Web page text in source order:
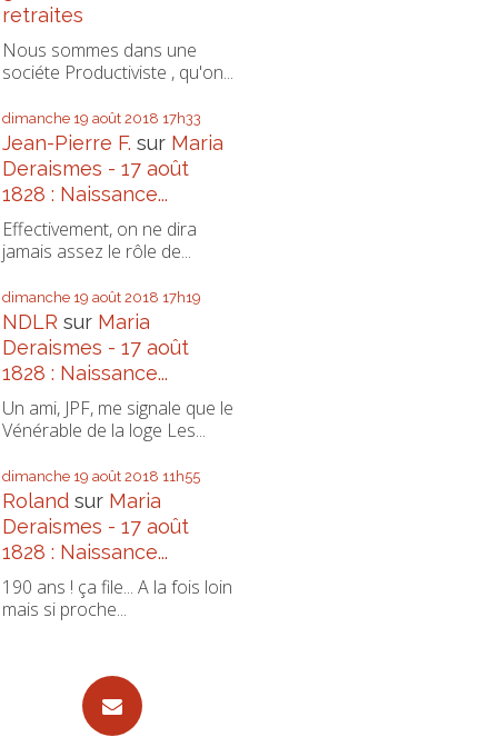
retraites
Nous sommes dans une
sociéte Productiviste , qu'on...
dimanche 19 août 2018 17h33
Jean-Pierre F. sur Maria
Deraismes - 17 août
1828 : Naissance...
Effectivement, on ne dira
jamais assez le rôle de...
dimanche 19 août 2018 17h19
NDLR sur Maria
Deraismes - 17 août
1828 : Naissance...
Un ami, JPF, me signale que le
Vénérable de la loge Les...
dimanche 19 août 2018 11h55
Roland sur Maria
Deraismes - 17 août
1828 : Naissance...
190 ans ! ça file... A la fois loin
mais si proche...